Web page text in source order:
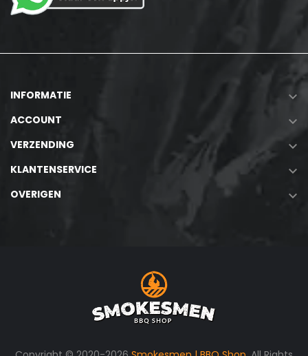
INFORMATIE 
ACCOUNT 
VERZENDING 
KLANTENSERVICE 
OVERIGEN 